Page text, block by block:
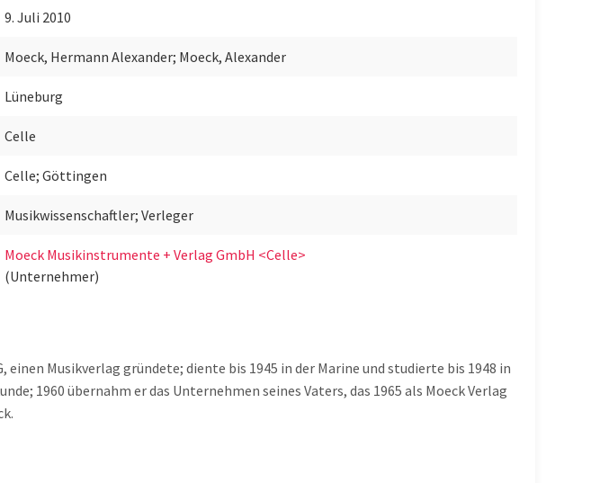
9. Juli 2010
Moeck, Hermann Alexander; Moeck, Alexander
Lüneburg
Celle
Celle; Göttingen
Musikwissenschaftler; Verleger
Moeck Musikinstrumente + Verlag GmbH <Celle>
(Unternehmer)
Musikverlag gründete; diente bis 1945 in der Marine und studierte bis 1948 in
1960 übernahm er das Unternehmen seines Vaters, das 1965 als Moeck Verlag